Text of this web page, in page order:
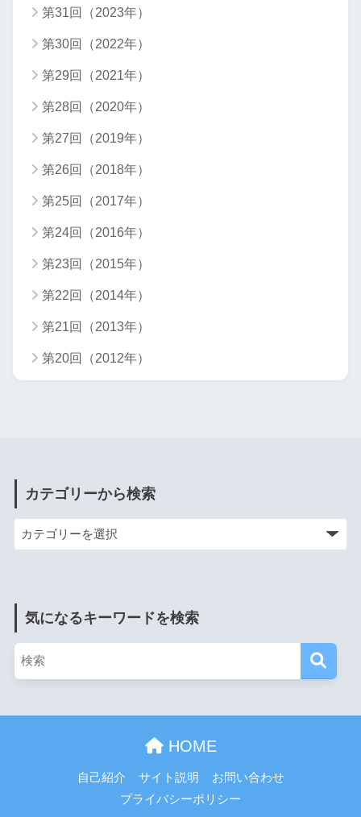
第31回（2023年）
第30回（2022年）
第29回（2021年）
第28回（2020年）
第27回（2019年）
第26回（2018年）
第25回（2017年）
第24回（2016年）
第23回（2015年）
第22回（2014年）
第21回（2013年）
第20回（2012年）
カテゴリーから検索
気になるキーワードを検索
HOME
自己紹介 サイト説明
お問い合わせ
プライバシーポリシー